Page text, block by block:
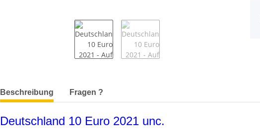
weitere Registerkarten anzeigen
Beschreibung Fragen ?
Deutschland 10 Euro 2021 unc.